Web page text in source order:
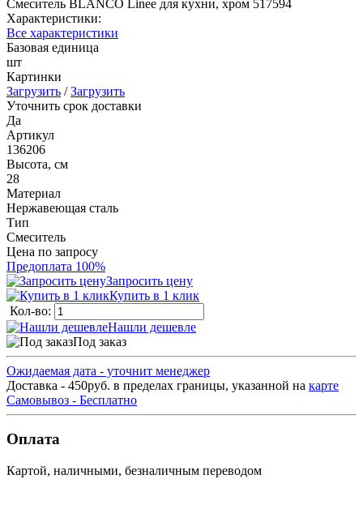
Смеситель BLANCO Linee для кухни, хром 517594
Характеристики:
Все характеристики
Базовая единица
шт
Картинки
Загрузить /Загрузить
Уточнить срок доставки
Да
Артикул
136206
Высота, см
28
Материал
Нержавеющая сталь
Тип
Смеситель
Цена по запросу
Предоплата 100%
Запросить цену
Купить в 1 клик
Кол-во:
Нашли дешевле
Под заказ
Ожидаемая дата - уточнит менеджер
Доставка - 450руб. в пределах границы, указанной на карте
Самовывоз - Бесплатно
Оплата
Картой, наличными, безналичным переводом